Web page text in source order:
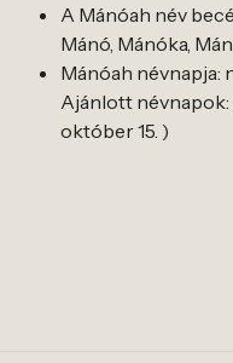
A Mánóah név
Mánó, Mánóka,
Mánóah névnapja:
Ajánlott névnapok:
október 15. )